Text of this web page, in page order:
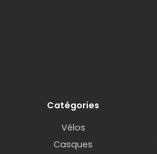
Catégories
Vélos
Casques